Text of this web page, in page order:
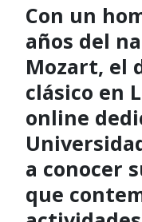
Con un
años del
Mozart, el
clásico en
online
a conocer
que